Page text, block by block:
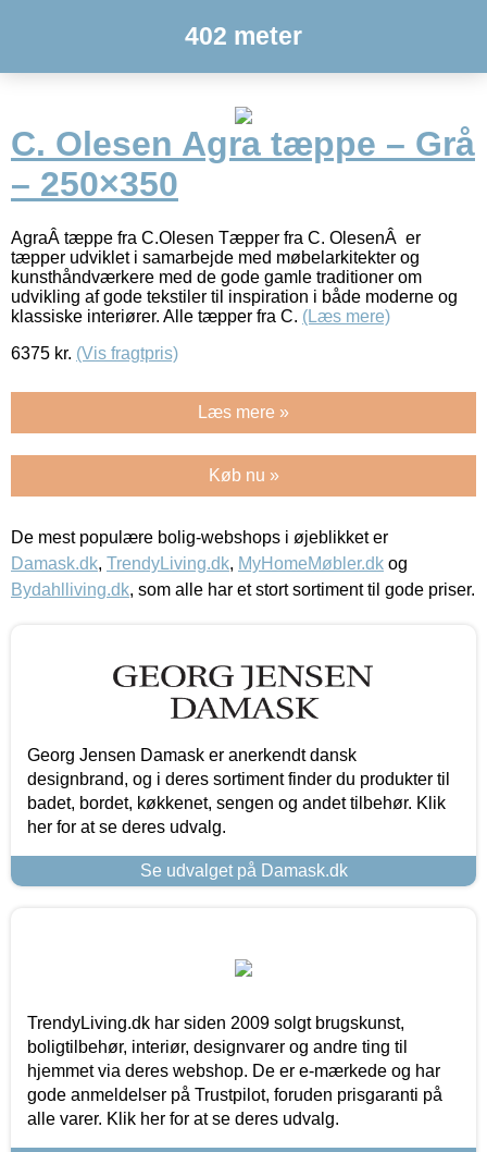
402 meter
C. Olesen Agra tæppe – Grå
– 250×350
AgraÂ tæppe fra C.Olesen Tæpper fra C. OlesenÂ er
tæpper udviklet i samarbejde med møbelarkitekter og
kunsthåndværkere med de gode gamle traditioner om
udvikling af gode tekstiler til inspiration i både moderne og
klassiske interiører. Alle tæpper fra C. (Læs mere)
6375 kr. (Vis fragtpris)
Læs mere »
Køb nu »
De mest populære bolig-webshops i øjeblikket er
Damask.dk, TrendyLiving.dk, MyHomeMøbler.dk og
Bydahlliving.dk, som alle har et stort sortiment til gode priser.
Georg Jensen Damask er anerkendt dansk
designbrand, og i deres sortiment finder du produkter til
badet, bordet, køkkenet, sengen og andet tilbehør. Klik
her for at se deres udvalg.
Se udvalget på Damask.dk
TrendyLiving.dk har siden 2009 solgt brugskunst,
boligtilbehør, interiør, designvarer og andre ting til
hjemmet via deres webshop. De er e-mærkede og har
gode anmeldelser på Trustpilot, foruden prisgaranti på
alle varer. Klik her for at se deres udvalg.